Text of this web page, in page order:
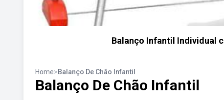
Balanço Infantil Individual
Home>Balanço De Chão Infantil
Balanço De Chão Infantil